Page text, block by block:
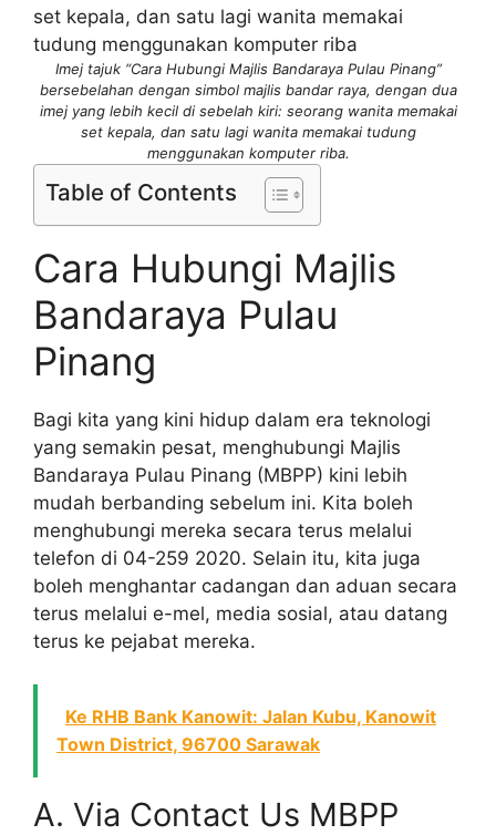
Imej tajuk “Cara Hubungi Majlis Bandaraya Pulau Pinang”
bersebelahan dengan simbol majlis bandar raya, dengan dua
imej yang lebih kecil di sebelah kiri: seorang wanita memakai
set kepala, dan satu lagi wanita memakai tudung
menggunakan komputer riba.
Table of Contents
Cara Hubungi Majlis
Bandaraya Pulau
Pinang
Bagi kita yang kini hidup dalam era teknologi
yang semakin pesat, menghubungi Majlis
Bandaraya Pulau Pinang (MBPP) kini lebih
mudah berbanding sebelum ini. Kita boleh
menghubungi mereka secara terus melalui
telefon di 04-259 2020. Selain itu, kita juga
boleh menghantar cadangan dan aduan secara
terus melalui e-mel, media sosial, atau datang
terus ke pejabat mereka.
Ke RHB Bank Kanowit: Jalan Kubu, Kanowit
Town District, 96700 Sarawak
A. Via Contact Us MBPP